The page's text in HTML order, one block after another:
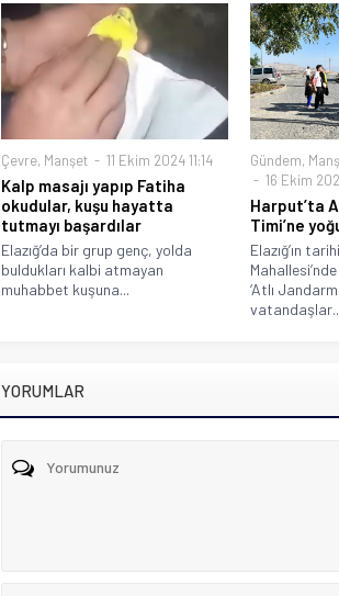
Çevre, Manşet 11 Ekim 2024 11:14
Kalp masajı yapıp Fatiha
okudular, kuşu hayatta
tutmayı başardılar
Elazığ’da bir grup genç, yolda
buldukları kalbi atmayan
muhabbet kuşuna...
Gündem,
16 Ekim
Harput’ta
Timi’ne
Elazığ’ın
‘Atlı
YORUMLAR